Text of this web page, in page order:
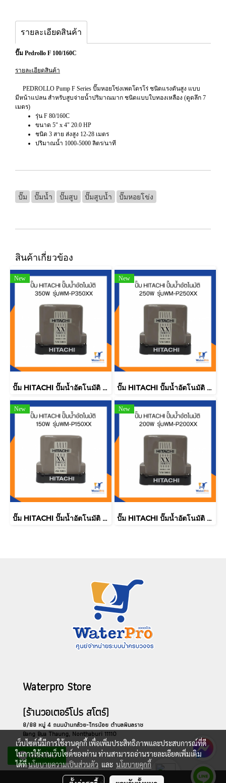
รายละเอียดสินค้า
ปั๊ม Pedrollo F 100/160C
รายละเอียดสินค้า
PEDROLLO Pump F Series ปั๊มหอยโข่งเพดโดรโร่ ชนิดแรงดันสูง แบบ
มีหน้าแปลน สำหรับสูบจ่ายน้ำปริมาณมาก ชนิดแบบใบทองเหลือง (ดูดลึก 7
เมตร)
รุ่น F 80/160C
ขนาด 5" x 4" 20.0 HP
ชนิด 3 สาย ส่งสูง 12-28 เมตร
ปริมาณน้ำ 1000-5000 ลิตร/นาที
ปั๊ม ปั๊มน้ำ ปั๊มสูบ ปั๊มสูบน้ำ ปั๊มหอยโข่ง
สินค้าเกี่ยวข้อง
New
ปั๊ม HITACHI ปั๊มน้ำอัตโนมัติ 350W รุ่นWM-P350XX
New
ปั๊ม HITACHI ปั๊มน้ำอัตโนมัติ 250W รุ่นWM-P250XX
New
ปั๊ม HITACHI ปั๊มน้ำอัตโนมัติ 150W รุ่นWM-P150XX
New
ปั๊ม HITACHI ปั๊มน้ำอัตโนมัติ 200W รุ่นWM-P200XX
Waterpro Store
(ร้านวอเตอร์โปร สโตร์)
8/88 หมู่ 4 ถนนบ้านกล้วย-ไทรน้อย ตำบลพิมลราช
Bang Bua Thaung, Nonthaburi 11110
เว็บไซต์นี้มีการใช้งานคุกกี้ เพื่อเพิ่มประสิทธิภาพและประสบการณ์ที่ดี
ในการใช้งานเว็บไซต์ของท่าน ท่านสามารถอ่านรายละเอียดเพิ่มเติม
ได้ที่นโยบายความเป็นส่วนตัว และ นโยบายคุกกี้